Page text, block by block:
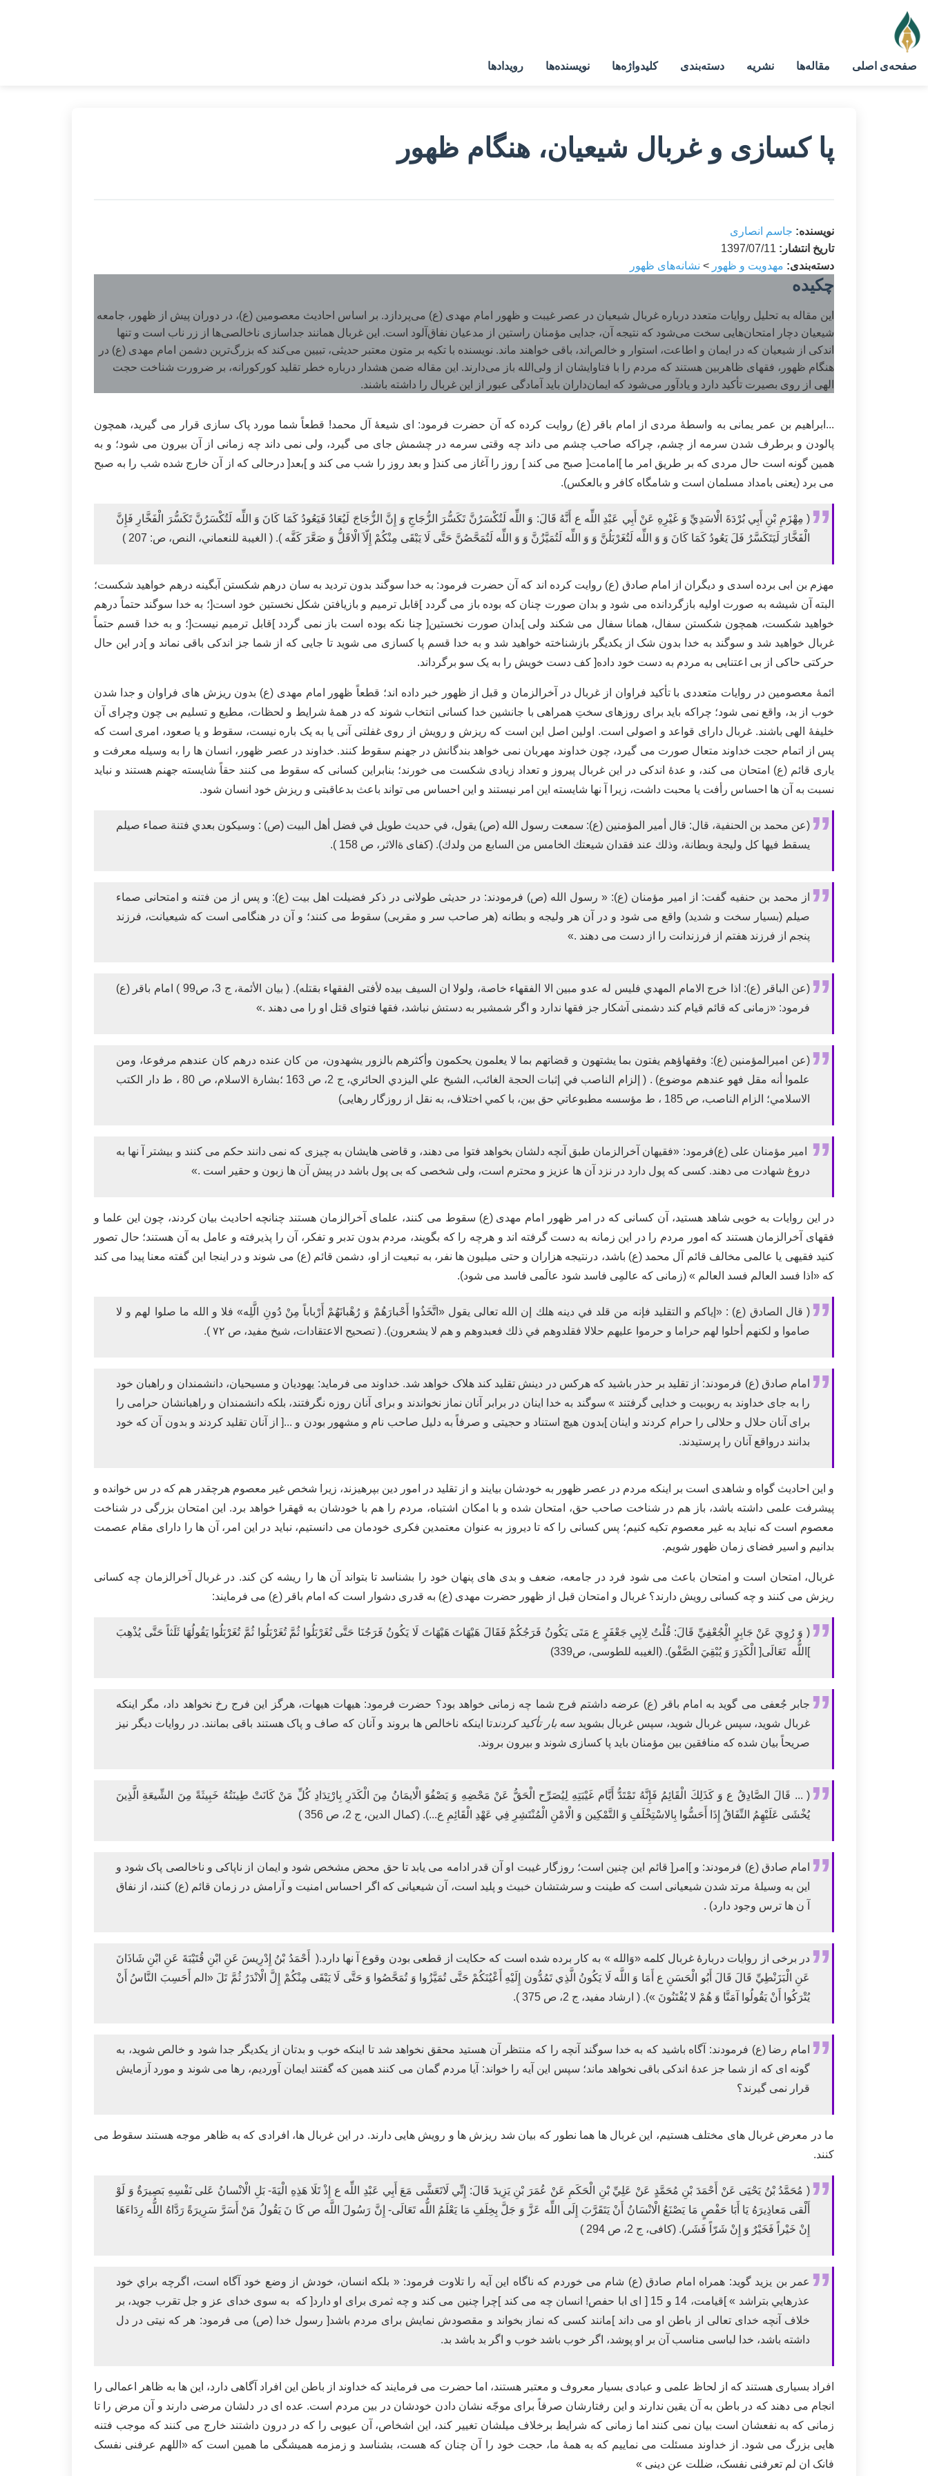
صفحه‌ی اصلی مقاله‌ها نشریه دسته‌بندی کلیدواژه‌ها نویسنده‌ها رویدادها
پا کسازی و غربال شیعیان، هنگام ظهور
نویسنده: جاسم انصاری
تاریخ انتشار: 1397/07/11
دسته‌بندی: مهدویت و ظهور > نشانه‌های ظهور
چکیده
این مقاله به تحلیل روایات متعدد درباره غربال شیعیان در عصر غیبت و ظهور امام مهدی (ع) می‌پردازد. بر اساس احادیث معصومین (ع)، در دوران پیش از ظهور، جامعه
شیعیان دچار امتحان‌هایی سخت می‌شود که نتیجه آن، جدایی مؤمنان راستین از مدعیان نفاق‌آلود است. این غربال همانند جداسازی ناخالصی‌ها از زر ناب است و تنها
اندکی از شیعیان که در ایمان و اطاعت، استوار و خالص‌اند، باقی خواهند ماند. نویسنده با تکیه بر متون معتبر حدیثی، تبیین می‌کند که بزرگ‌ترین دشمن امام مهدی (ع) در
هنگام ظهور، فقهای ظاهربین هستند که مردم را با فتاوایشان از ولی‌الله باز می‌دارند. این مقاله ضمن هشدار درباره خطر تقلید کورکورانه، بر ضرورت شناخت حجت
الهی از روی بصیرت تأکید دارد و یادآور می‌شود که ایمان‌داران باید آمادگی عبور از این غربال را داشته باشند.
...ابراهیم بن عمر یمانی به واسطۀ مردی از امام باقر (ع) روایت کرده که آن حضرت فرمود: ای شیعۀ آل محمد! قطعاً شما مورد پاک سازی قرار می گیرید، همچون
پالودن و برطرف شدن سرمه از چشم، چراکه صاحب چشم می داند چه وقتی سرمه در چشمش جای می گیرد، ولی نمی داند چه زمانی از آن بیرون می شود؛ و به
همین گونه است حال مردی که بر طریق امر ما ]امامت[ صبح می کند ] روز را آغاز می کند[ و بعد روز را شب می کند و ]بعد[ درحالی که از آن خارج شده شب را به صبح
می برد (یعنی بامداد مسلمان است و شامگاه کافر و بالعکس).
( مِهْزَمِ بْنِ أَبِي بُرْدَةَ الْاسَدِيِّ وَ غَيْرِهِ عَنْ أَبِي عَبْدِ اللِّه ع أَنَّهُ قَالَ: وَ اللِّه لَتُكْسَرُنَّ تَكَسُّرَ الزُّجَاجِ وَ إِنَّ الزُّجَاجَ لَيُعَادُ فَيَعُودُ كَمَا كَانَ وَ اللِّه لَتُكْسَرُنَّ تَكَسُّرَ الْفَخَّارِ فَإِنَّ
الْفَخَّارَ لَيَتَكَسَّرُ فَلَ يَعُودُ كَمَا كَانَ وَ وَ اللِّه لَتُغَرْبَلُنَّ وَ وَ اللِّه لَتُمَيَّزُنَّ وَ وَ اللِّه لَتُمَحَّصُنَّ حَتَّى لَا يَبْقَى مِنْكُمْ إِلّاَ الْاقَلُّ وَ صَعَّرَ كَفَّه ). ( الغيبة للنعماني، النص، ص: 207 )
مهزم بن ابی برده اسدی و دیگران از امام صادق (ع) روایت کرده اند که آن حضرت فرمود: به خدا سوگند بدون تردید به سان درهم شکستن آبگینه درهم خواهید شکست؛
البته آن شیشه به صورت اولیه بازگردانده می شود و بدان صورت چنان که بوده باز می گردد ]قابل ترمیم و بازیافتن شکل نخستین خود است[؛ به خدا سوگند حتماً درهم
خواهید شکست، همچون شکستن سفال، همانا سفال می شکند ولی ]بدان صورت نخستین[ چنا نکه بوده است باز نمی گردد ]قابل ترمیم نیست[؛ و به خدا قسم حتماً
غربال خواهید شد و سوگند به خدا بدون شک از یکدیگر بازشناخته خواهید شد و به خدا قسم پا کسازی می شوید تا جایی که از شما جز اندکی باقی نماند و ]در این حال
حرکتی حاکی از بی اعتنایی به مردم به دست خود داده[ کف دست خویش را به یک سو برگرداند.
ائمۀ معصومین در روایات متعددی با تأکید فراوان از غربال در آخرالزمان و قبل از ظهور خبر داده اند؛ قطعاً ظهور امام مهدی (ع) بدون ریزش های فراوان و جدا شدن
خوب از بد، واقع نمی شود؛ چراکه باید برای روزهای سختِ همراهی با جانشین خدا کسانی انتخاب شوند که در همۀ شرایط و لحظات، مطیع و تسلیم بی چون وچرای آن
خلیفۀ الهی باشند. غربال دارای قواعد و اصولی است. اولین اصل این است که ریزش و رویش از روی غفلتی آنی یا به یک باره نیست، سقوط و یا صعود، امری است که
پس از اتمام حجت خداوند متعال صورت می گیرد، چون خداوند مهربان نمی خواهد بندگانش در جهنم سقوط کنند. خداوند در عصر ظهور، انسان ها را به وسیله معرفت و
یاری قائم (ع) امتحان می کند، و عدۀ اندکی در این غربال پیروز و تعداد زیادی شکست می خورند؛ بنابراین کسانی که سقوط می کنند حقاً شایسته جهنم هستند و نباید
نسبت به آن ها احساس رأفت یا محبت داشت، زیرا آ نها شایسته این امر نیستند و این احساس می تواند باعث بدعاقبتی و ریزش خود انسان شود.
(عن محمد بن الحنفية، قال: قال أمير المؤمنين (ع): سمعت رسول الله (ص) يقول، في حديث طويل في فضل أهل البيت (ص) : وسيكون بعدي فتنة صماء صيلم
يسقط فيها كل وليجة وبطانة، وذلك عند فقدان شيعتك الخامس من السابع من ولدك). (کفای ةالاثر، ص 158 ).
از محمد بن حنفيه گفت: از امیر مؤمنان (ع): « رسول الله (ص) فرمودند: در حدیثی طولانی در ذکر فضیلت اهل بیت (ع): و پس از من فتنه و امتحانی صماء
صيلم (بسیار سخت و شدید) واقع می شود و در آن هر وليجه و بطانه (هر صاحب سر و مقربی) سقوط می کنند؛ و آن در هنگامی است که شيعيانت، فرزند
پنجم از فرزند هفتم از فرزندانت را از دست می دهند .»
(عن الباقر (ع): اذا خرج الامام المهدي فليس له عدو مبين الا الفقهاء خاصة، ولولا ان السيف بيده لأفتى الفقهاء بقتله). ( بیان الأئمة، ج 3، ص99 ) امام باقر (ع)
فرمود: «زمانی که قائم قیام کند دشمنی آشکار جز فقها ندارد و اگر شمشیر به دستش نباشد، فقها فتوای قتل او را می دهند .»
(عن امیرالمؤمنین (ع): وفقهاؤهم يفتون بما يشتهون و قضاتهم بما لا يعلمون يحكمون وأكثرهم بالزور يشهدون، من كان عنده درهم كان عندهم مرفوعا، ومن
علموا أنه مقل فهو عندهم موضوع) . ( إلزام الناصب في إثبات الحجة الغائب، الشيخ علي اليزدي الحائري، ج 2، ص 163 ؛بشارة الاسلام، ص 80 ، ط دار الکتب
الاسلامي؛ الزام الناصب، ص 185 ، ط مؤسسه مطبوعاتي حق بين، با کمي اختلاف، به نقل از روزگار رهايی)
امیر مؤمنان علی (ع)فرمود: «فقيهان آخرالزمان طبق آنچه دلشان بخواهد فتوا می دهند، و قاضى هايشان به چيزى كه نمی دانند حكم می کنند و بيشتر آ نها به
دروغ شهادت می دهند. كسى كه پول دارد در نزد آن ها عزيز و محترم است، ولى شخصى كه بی پول باشد در پيش آن ها زبون و حقير است .»
در این روایات به خوبی شاهد هستید، آن کسانی که در امر ظهور امام مهدی (ع) سقوط می کنند، علمای آخرالزمان هستند چنانچه احادیث بیان کردند، چون این علما و
فقهای آخرالزمان هستند که امور مردم را در این زمانه به دست گرفته اند و هرچه را که بگویند، مردم بدون تدبر و تفکر، آن را پذیرفته و عامل به آن هستند؛ حال تصور
کنید فقیهی یا عالمی مخالف قائم آل محمد (ع) باشد، درنتیجه هزاران و حتی میلیون ها نفر، به تبعیت از او، دشمن قائم (ع) می شوند و در اینجا این گفته معنا پیدا می کند
که «اذا فسد العالم فسد العالم » (زمانی که عالمِی فاسد شود عالَمی فاسد می شود).
( قال الصادق (ع) : «إياكم و التقليد فإنه من قلد في دينه هلك إن الله تعالى يقول «اتَّخَذُوا أَحْبارَهُمْ وَ رُهْبانَهُمْ أَرْباباً مِنْ دُونِ الَّلِه» فلا و الله ما صلوا لهم و لا
صاموا و لكنهم أحلوا لهم حراما و حرموا عليهم حلالا فقلدوهم في ذلك فعبدوهم و هم لا يشعرون). ( تصحيح الاعتقادات، شیخ مفيد، ص ٧٢ ).
امام صادق (ع) فرمودند: از تقلید بر حذر باشید که هرکس در دینش تقلید کند هلاک خواهد شد. خداوند می فرماید: یهودیان و مسیحیان، دانشمندان و راهبان خود
را به جای خداوند به ربوبیت و خدایی گرفتند » سوگند به خدا اینان در برابر آنان نماز نخواندند و برای آنان روزه نگرفتند، بلکه دانشمندان و راهبانشان حرامی را
برای آنان حلال و حلالی را حرام کردند و اینان ]بدون هیچ استناد و حجیتی و صرفاً به دلیل صاحب نام و مشهور بودن و ...[ از آنان تقلید کردند و بدون آن که خود
بدانند درواقع آنان را پرستیدند.
و این احادیث گواه و شاهدی است بر اینکه مردم در عصر ظهور به خودشان بیایند و از تقلید در امور دین بپرهیزند، زیرا شخص غیر معصوم هرچقدر هم که در س خوانده و
پیشرفت علمی داشته باشد، باز هم در شناخت صاحب حق، امتحان شده و با امکان اشتباه، مردم را هم با خودشان به قهقرا خواهد برد. این امتحان بزرگی در شناخت
معصوم است که نباید به غیر معصوم تکیه کنیم؛ پس کسانی را که تا دیروز به عنوان معتمدین فکری خودمان می دانستیم، نباید در این امر، آن ها را دارای مقام عصمت
بدانیم و اسیر فضای زمان ظهور شویم.
غربال، امتحان است و امتحان باعث می شود فرد در جامعه، ضعف و بدی های پنهان خود را بشناسد تا بتواند آن ها را ریشه کن کند. در غربال آخرالزمان چه کسانی
ریزش می کنند و چه کسانی رویش دارند؟ غربال و امتحان قبل از ظهور حضرت مهدی (ع) به قدری دشوار است که امام باقر (ع) می فرمایند:
( وَ رُوِيَ عَنْ جَابِرٍ الْجُعْفِيِّ قَالَ: قُلْتُ لِابِي جَعْفَرٍ ع مَتَى يَكُونُ فَرَجُكُمْ فَقَالَ هَيْهَاتَ هَيْهَاتَ لَا يَكُونُ فَرَجُنَا حَتَّى تُغَرْبَلُوا ثُمَّ تُغَرْبَلُوا ثُمَّ تُغَرْبَلُوا يَقُولُهَا ثَلَثاً حَتَّى يُذْهِبَ
]اللُّه تَعَالَى[ الْكَدِرَ وَ يُبْقِيَ الصَّفْو). (الغیبه للطوسی، ص339)
جابر جُعفی می گوید به امام باقر (ع) عرضه داشتم فرج شما چه زمانی خواهد بود؟ حضرت فرمود: هیهات هیهات، هرگز این فرج رخ نخواهد داد، مگر اینکه
غربال شوید، سپس غربال شوید، سپس غربال بشویدسه بار تأکید کردندتا اینکه ناخالص ها بروند و آنان که صاف و پاک هستند باقی بمانند. در روایات دیگر نیز
صریحاً بیان شده که منافقین بین مؤمنان باید پا کسازی شوند و بیرون بروند.
( ... قَالَ الصَّادِقُ ع وَ كَذَلِكَ الْقَائِمُ فَإِنَّهُ تَمْتَدُّ أَيَّام غَيْبَتِهِ لِيُصَرِّح الْحَقُّ عَنْ مَحْضِهِ وَ يَصْفُوَ الْايمَانُ مِنَ الْكَدَرِ بِارْتِدَادِ كُلِّ مَنْ كَانَتْ طِينَتُهُ خَبِيثَةً مِنَ الشِّيعَةِ الَّذِينَ
يُخْشَى عَلَيْهِمُ النِّفَاقُ إِذَا أَحَسُّوا بِالاسْتِخْلَفِ وَ التَّمْكِين وَ الْامْنِ الْمُنْتَشِرِ فِي عَهْدِ الْقَائِمِ ع...). (کمال الدین، ج 2، ص 356 )
امام صادق (ع) فرمودند: و ]امر[ قائم این چنین است؛ روزگار غیبت او آن قدر ادامه می یابد تا حق محض مشخص شود و ایمان از ناپاکی و ناخالصی پاک شود و
این به وسیلۀ مرتد شدن شیعیانی است که طینت و سرشتشان خبیث و پلید است، آن شیعیانی که اگر احساس امنیت و آرامش در زمان قائم (ع) کنند، از نفاق
آ ن ها ترس وجود دارد) .
در برخی از روایات دربارۀ غربال کلمه «وَالله » به کار برده شده است که حکایت از قطعی بودن وقوع آ نها دارد.( أَحْمَدُ بْنُ إِدْرِيسَ عَنِ ابْنِ قُتَيْبَةَ عَنِ ابْنِ شَاذَانَ
عَنِ الْبَزَنْطِيِّ قَالَ قَالَ أَبُو الْحَسَنِ ع أَمَا وَ اللَّه لَا يَكُونُ الَّذِي تَمُدُّون إِلَيْهِ أَعْيُنَكُمْ حَتَّى تُمَيَّزُوا وَ تُمَحَّصُوا وَ حَتَّى لَا يَبْقَى مِنْكُمْ إِلَّ الْانْدَرُ ثُمَّ تَلَ «الم أَحَسِبَ النَّاسُ أَنْ
يُتْرَكُوا أَنْ يَقُولُوا آمَنَّا وَ هُمْ لا يُفْتَنُونَ »). ( ارشاد مفید، ج 2، ص 375 ).
امام رضا (ع) فرمودند: آگاه باشید که به خدا سوگند آنچه را که منتظر آن هستید محقق نخواهد شد تا اینکه خوب و بدتان از یکدیگر جدا شود و خالص شوید، به
گونه ای که از شما جز عدۀ اندکی باقی نخواهد ماند؛ سپس این آیه را خواند: آیا مردم گمان می کنند همین که گفتند ایمان آوردیم، رها می شوند و مورد آزمایش
قرار نمی گیرند؟
ما در معرض غربال های مختلف هستیم، این غربال ها هما نطور که بیان شد ریزش ها و رویش هایی دارند. در این غربال ها، افرادی که به ظاهر موجه هستند سقوط می
کنند.
( مُحَمَّدُ بْنُ يَحْيَى عَنْ أَحْمَدَ بْنِ مُحَمَّدٍ عَنْ عَلِيِّ بْنِ الْحَكَمِ عَنْ عُمَرَ بْنِ يَزِيدَ قَالَ: إِنِّي لَاتَعَشَّى مَعَ أَبِي عَبْدِ اللِّه ع إِذْ تَلَا هَذِهِ الْيَةَ- بَلِ الْانْسانُ عَلى نَفْسِهِ بَصِيرَةٌ وَ لَوْ
أَلْقى مَعاذِيرَهُ يَا أَبَا حَفْصٍ مَا يَصْنَعُ الْانْسَانُ أَنْ يَتَقَرَّبَ إِلَى اللِّه عَزَّ وَ جَلَّ بِخِلَفِ مَا يَعْلَمُ اللُّه تَعَالَى- إِنَّ رَسُولَ اللَّه ص كَا نَ يَقُولُ مَنْ أَسَرَّ سَرِيرَةً رَدَّاهُ اللُّه رِدَاءَهَا
إِنْ خَيْراً فَخَيْرٌ وَ إِنْ شَرّاً فَشَر). (کافی، ج 2، ص 294 )
عمر بن يزيد گويد: همراه امام صادق (ع) شام می خوردم كه ناگاه اين آيه را تلاوت فرمود: « بلکه انسان، خودش از وضع خود آگاه است، اگرچه براي خود
عذرهايي بتراشد » ]قیامت، 14 و 15 [ اى ابا حفص! انسان چه می کند ]چرا چنين می کند و چه ثمرى براى او دارد[ كه به سوی خداى عز و جل تقرب جويد، بر
خلاف آنچه خداى تعالى از باطن او می داند ]مانند كسى كه نماز بخواند و مقصودش نمايش برای مردم باشد[ رسول خدا (ص) می فرمود: هر كه نيتى در دل
داشته باشد، خدا لباسى مناسب آن بر او پوشد، اگر خوب باشد خوب و اگر بد باشد بد.
افراد بسیاری هستند که از لحاظ علمی و عبادی بسیار معروف و معتبر هستند، اما حضرت می فرمایند که خداوند از باطن این افراد آگاهی دارد، این ها به ظاهر اعمالی را
انجام می دهند که در باطن به آن یقین ندارند و این رفتارشان صرفاً برای موجّه نشان دادن خودشان در بین مردم است. عده ای در دلشان مرضی دارند و آن مرض را تا
زمانی که به نفعشان است بیان نمی کنند اما زمانی که شرایط برخلاف میلشان تغییر کند، این اشخاص، آن عیوبی را که در درون داشتند خارج می کنند که موجب فتنه
هایی بزرگ می شود. از خداوند مسئلت می نماییم که به همۀ ما، حجت خود را آن چنان که هست، بشناسد و زمزمه همیشگی ما همین است که «اللهم عرفنی نفسک
فانک ان لم تعرفنی نفسک، ضللت عن دینی »